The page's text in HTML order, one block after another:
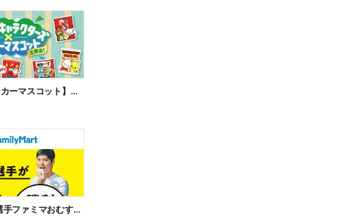
【サンリオ×メーカーマスコット】オリジナルグッズ貰える!
【おトク】大谷選手ファミマおむすび割